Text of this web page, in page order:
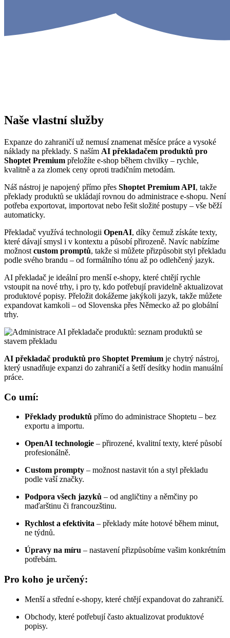
Naše vlastní služby
Expanze do zahraničí už nemusí znamenat měsíce práce a vysoké
náklady na překlady. S naším AI překladačem produktů pro
Shoptet Premium přeložíte e-shop během chvilky – rychle,
kvalitně a za zlomek ceny oproti tradičním metodám.
Náš nástroj je napojený přímo přes Shoptet Premium API, takže
překlady produktů se ukládají rovnou do administrace e-shopu. Není
potřeba exportovat, importovat nebo řešit složité postupy – vše běží
automaticky.
Překladač využívá technologii OpenAI, díky čemuž získáte texty,
které dávají smysl i v kontextu a působí přirozeně. Navíc nabízíme
možnost custom promptů, takže si můžete přizpůsobit styl překladu
podle svého brandu – od formálního tónu až po odlehčený jazyk.
AI překladač je ideální pro menší e-shopy, které chtějí rychle
vstoupit na nové trhy, i pro ty, kdo potřebují pravidelně aktualizovat
produktové popisy. Přeložit dokážeme jakýkoli jazyk, takže můžete
expandovat kamkoli – od Slovenska přes Německo až po globální
trhy.
AI překladač produktů pro Shoptet Premium je chytrý nástroj,
který usnadňuje expanzi do zahraničí a šetří desítky hodin manuální
práce.
Co umí:
Překlady produktů přímo do administrace Shoptetu – bez
exportu a importu.
OpenAI technologie – přirozené, kvalitní texty, které působí
profesionálně.
Custom prompty – možnost nastavit tón a styl překladu
podle vaší značky.
Podpora všech jazyků – od angličtiny a němčiny po
maďarštinu či francouzštinu.
Rychlost a efektivita – překlady máte hotové během minut,
ne týdnů.
Úpravy na míru – nastavení přizpůsobíme vašim konkrétním
potřebám.
Pro koho je určený:
Menší a střední e-shopy, které chtějí expandovat do zahraničí.
Obchody, které potřebují často aktualizovat produktové
popisy.